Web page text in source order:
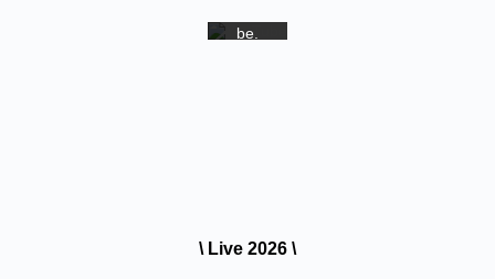
be.
entsper
ren
\ Live 2026 \